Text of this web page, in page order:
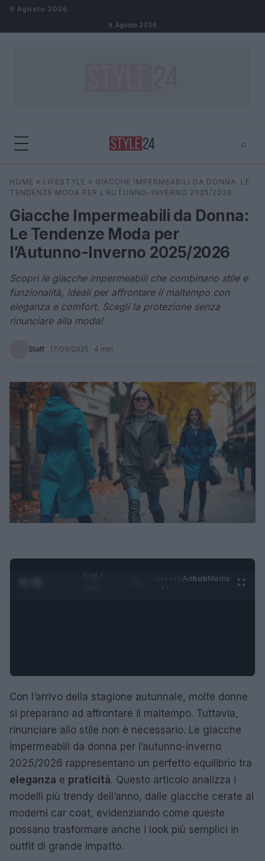
Salta al contenuto
9 Agosto 2026
9 Agosto 2026
⌕
Cerca ⌕ ×
HOME » LIFESTYLE » GIACCHE IMPERMEABILI DA DONNA: LE
TENDENZE MODA PER L’AUTUNNO-INVERNO 2025/2026
Giacche Impermeabili da Donna:
Le Tendenze Moda per
l’Autunno-Inverno 2025/2026
Scopri le giacche impermeabili che combinano stile e
funzionalità, ideali per affrontare il maltempo con
eleganza e comfort. Scegli la protezione senza
rinunciare alla moda!
Staff · 17/09/2025 · 4 min
0:29 /
AdhubMedia
Con l’arrivo della stagione autunnale, molte donne
si preparano ad affrontare il maltempo. Tuttavia,
rinunciare allo stile non è necessario. Le giacche
impermeabili da donna per l’autunno-inverno
2025/2026 rappresentano un perfetto equilibrio tra
eleganza e praticità. Questo articolo analizza i
modelli più trendy dell’anno, dalle giacche cerate ai
moderni car coat, evidenziando come queste
possano trasformare anche i look più semplici in
outfit di grande impatto.